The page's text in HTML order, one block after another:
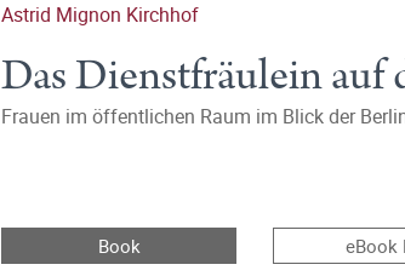
Astrid Mignon Kirchhof
Das Dienstfräulein auf
Frauen im öffentlichen Raum im Blick der
Book eBook